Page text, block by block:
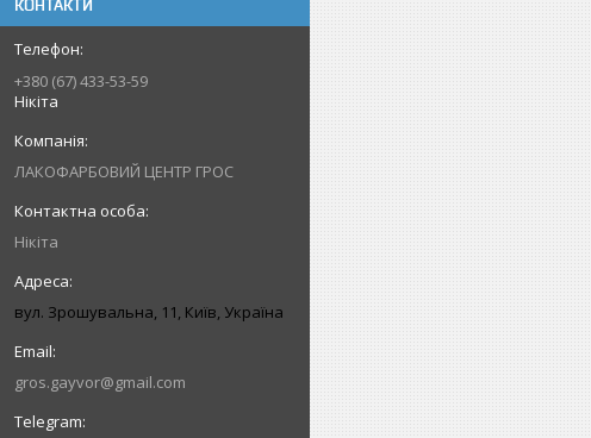
КОНТАКТИ
+380 (67) 433-53-59
Нікіта
ЛАКОФАРБОВИЙ ЦЕНТР ГРОС
Нікіта
вул. Зрошувальна, 11, Київ, Україна
gros.gayvor@gmail.com